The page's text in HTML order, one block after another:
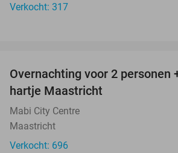
Verkocht: 317
Overnachting voor 2 personen
hartje Maastricht
Mabi City Centre
Maastricht
Verkocht: 696